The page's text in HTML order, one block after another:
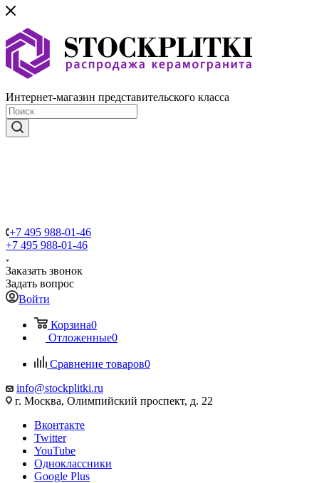
Интернет-магазин представительского класса
+7 495 988-01-46
+7 495 988-01-46
Заказать звонок
Задать вопрос
Войти
Корзина0
Отложенные0
Сравнение товаров0
info@stockplitki.ru
г. Москва, Олимпийский проспект, д. 22
Вконтакте
Twitter
YouTube
Одноклассники
Google Plus